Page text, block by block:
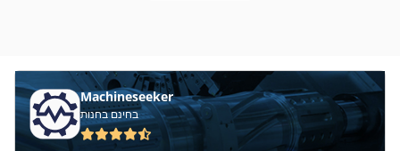
Machineseeker
בחינם בחנות